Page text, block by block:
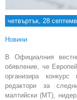
четвъртък, 28
Новини
В Официалния
обявление, че
организира
редактори за
малтийски (MT),